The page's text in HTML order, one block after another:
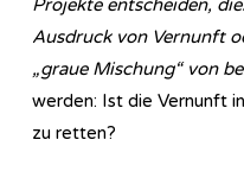
Projekte entscheiden,
Ausdruck von Vernunft
„graue Mischung“ von
werden: Ist die Vernunft
zu retten?